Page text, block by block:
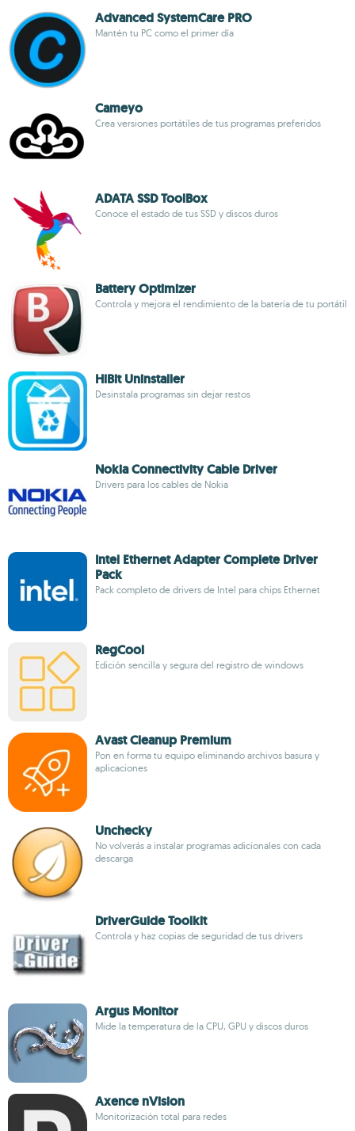
Advanced SystemCare PRO
Mantén tu PC como el primer día
Cameyo
Crea versiones portátiles de tus programas preferidos
ADATA SSD ToolBox
Conoce el estado de tus SSD y discos duros
Battery Optimizer
Controla y mejora el rendimiento de la batería de tu portátil
HiBit Uninstaller
Desinstala programas sin dejar restos
Nokia Connectivity Cable Driver
Drivers para los cables de Nokia
Intel Ethernet Adapter Complete Driver
Pack
Pack completo de drivers de Intel para chips Ethernet
RegCool
Edición sencilla y segura del registro de windows
Avast Cleanup Premium
Pon en forma tu equipo eliminando archivos basura y
aplicaciones
Unchecky
No volverás a instalar programas adicionales con cada
descarga
DriverGuide Toolkit
Controla y haz copias de seguridad de tus drivers
Argus Monitor
Mide la temperatura de la CPU, GPU y discos duros
Axence nVision
Monitorización total para redes